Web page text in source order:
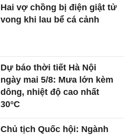
Hai vợ chồng bị điện giật tử
vong khi lau bể cá cảnh
Dự báo thời tiết Hà Nội
ngày mai 5/8: Mưa lớn kèm
dông, nhiệt độ cao nhất
30°C
Chủ tịch Quốc hội: Ngành